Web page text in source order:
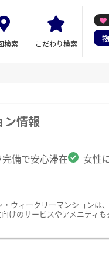
検索 こだわり検索
ン情報
備で安心滞在
女性
ウィークリーマンションは
けのサービスやアメニティ